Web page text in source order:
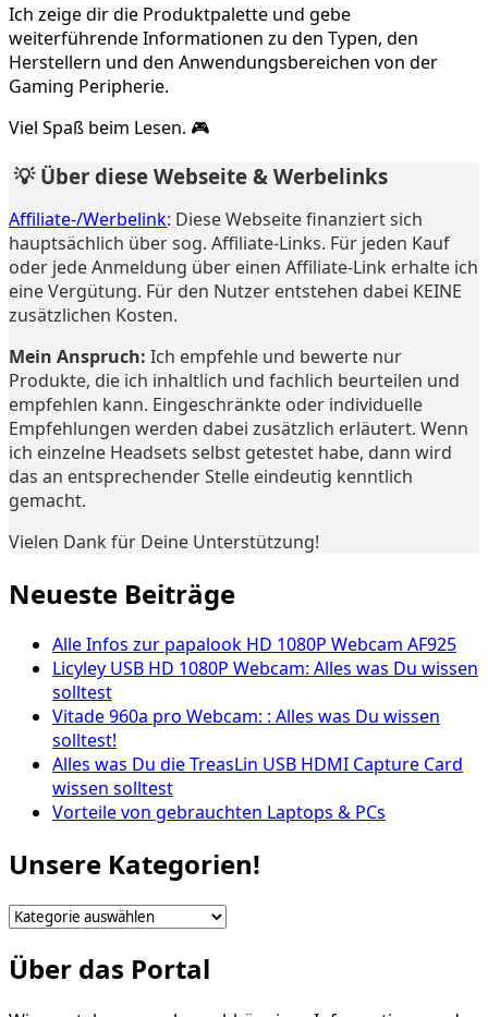
Ich zeige dir die Produktpalette und gebe
weiterführende Informationen zu den Typen, den
Herstellern und den Anwendungsbereichen von der
Gaming Peripherie.
Viel Spaß beim Lesen. 🎮
💡 Über diese Webseite & Werbelinks
Affiliate-/Werbelink: Diese Webseite finanziert sich
hauptsächlich über sog. Affiliate-Links. Für jeden Kauf
oder jede Anmeldung über einen Affiliate-Link erhalte ich
eine Vergütung. Für den Nutzer entstehen dabei KEINE
zusätzlichen Kosten.
Mein Anspruch: Ich empfehle und bewerte nur
Produkte, die ich inhaltlich und fachlich beurteilen und
empfehlen kann. Eingeschränkte oder individuelle
Empfehlungen werden dabei zusätzlich erläutert. Wenn
ich einzelne Headsets selbst getestet habe, dann wird
das an entsprechender Stelle eindeutig kenntlich
gemacht.
Vielen Dank für Deine Unterstützung!
Neueste Beiträge
Alle Infos zur papalook HD 1080P Webcam AF925
Licyley USB HD 1080P Webcam: Alles was Du wissen
solltest
Vitade 960a pro Webcam: : Alles was Du wissen
solltest!
Alles was Du die TreasLin USB HDMI Capture Card
wissen solltest
Vorteile von gebrauchten Laptops & PCs
Unsere Kategorien!
Unsere
Über das Portal